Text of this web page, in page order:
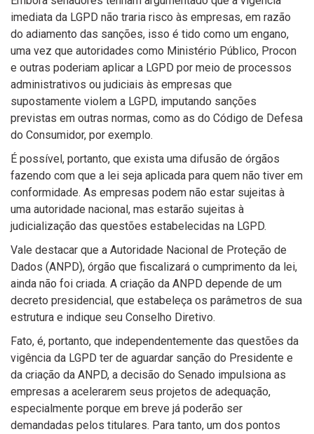
imediata da LGPD não traria risco às empresas, em razão
do adiamento das sanções, isso é tido como um engano,
uma vez que autoridades como Ministério Público, Procon
e outras poderiam aplicar a LGPD por meio de processos
administrativos ou judiciais às empresas que
supostamente violem a LGPD, imputando sanções
previstas em outras normas, como as do Código de Defesa
do Consumidor, por exemplo.
É possível, portanto, que exista uma difusão de órgãos
fazendo com que a lei seja aplicada para quem não tiver em
conformidade. As empresas podem não estar sujeitas à
uma autoridade nacional, mas estarão sujeitas à
judicialização das questões estabelecidas na LGPD.
Vale destacar que a Autoridade Nacional de Proteção de
Dados (ANPD), órgão que fiscalizará o cumprimento da lei,
ainda não foi criada. A criação da ANPD depende de um
decreto presidencial, que estabeleça os parâmetros de sua
estrutura e indique seu Conselho Diretivo.
Fato, é, portanto, que independentemente das questões da
vigência da LGPD ter de aguardar sanção do Presidente e
da criação da ANPD, a decisão do Senado impulsiona as
empresas a acelerarem seus projetos de adequação,
especialmente porque em breve já poderão ser
demandadas pelos titulares. Para tanto, um dos pontos